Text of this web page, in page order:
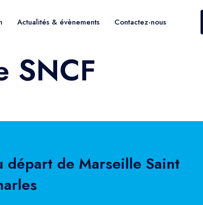
Actualités & évènements Contactez-nous
SNCF
départ de Marseille Saint